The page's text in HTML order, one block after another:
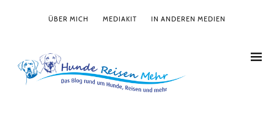
ÜBER MICH MEDIAKIT IN ANDEREN MEDIEN